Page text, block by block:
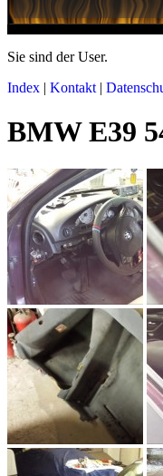
Sie sind derUser.
Index | Kontakt |
BMW E39